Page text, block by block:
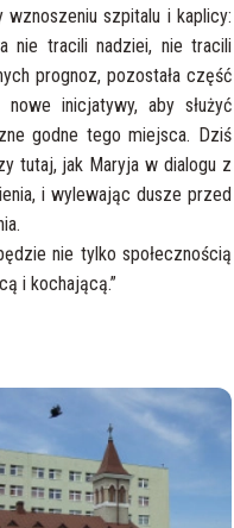
szpitalu i kaplicy:
nie tracili nadziei, nie tracili
prognoz, pozostała część
nowe inicjatywy, aby służyć
godne tego miejsca. Dziś
tutaj, jak Maryja w dialogu z
i wylewając dusze przed
nie tylko społecznością
i kochającą.”